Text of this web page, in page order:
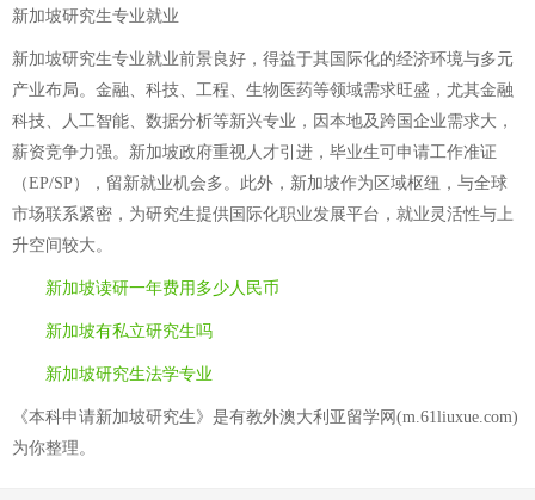
新加坡研究生专业就业
新加坡研究生专业就业前景良好，得益于其国际化的经济环境与多元
产业布局。金融、科技、工程、生物医药等领域需求旺盛，尤其金融
科技、人工智能、数据分析等新兴专业，因本地及跨国企业需求大，
薪资竞争力强。新加坡政府重视人才引进，毕业生可申请工作准证
（EP/SP），留新就业机会多。此外，新加坡作为区域枢纽，与全球
市场联系紧密，为研究生提供国际化职业发展平台，就业灵活性与上
升空间较大。
新加坡读研一年费用多少人民币
新加坡有私立研究生吗
新加坡研究生法学专业
《本科申请新加坡研究生》是有教外澳大利亚留学网(m.61liuxue.com)
为你整理。